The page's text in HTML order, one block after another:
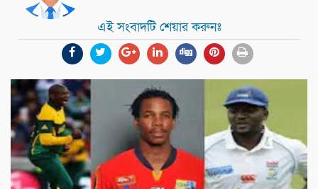
এই সংবাদটি শেয়ার করুনঃ